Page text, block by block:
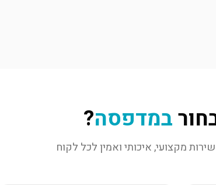
במדפסה?
מקצועי, איכותי ואמין לכל לקוח